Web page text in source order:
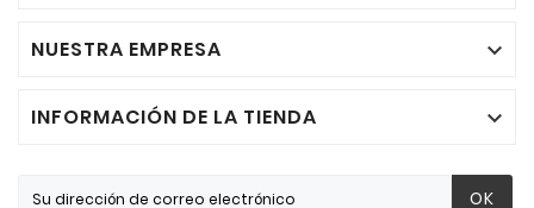
NUESTRA EMPRESA 
INFORMACIÓN DE LA TIENDA 
OK